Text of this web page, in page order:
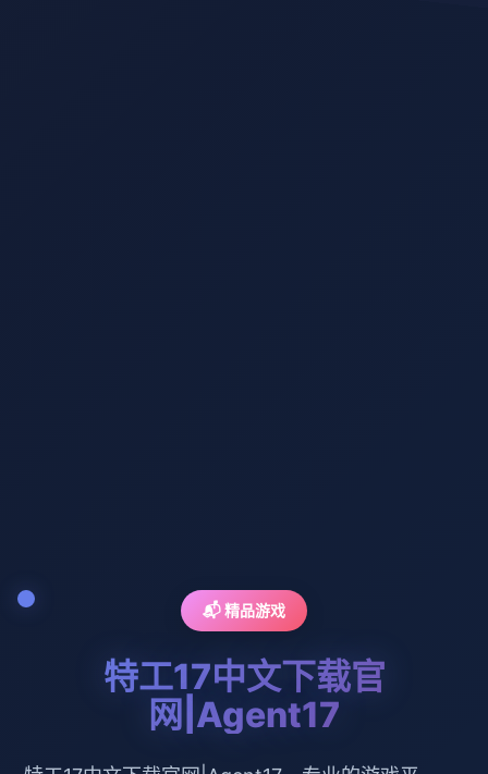
📬 精品游戏
特工17中文下载官
网|Agent17